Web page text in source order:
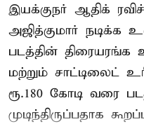
இயக்குநர் ஆதிக்
அஜித்குமார் நடிக்க
படத்தின் திரையரங்க
மற்றும் சாட்டிலைட்
ரூ.180 கோடி வரை
முடிந்திருப்பதாக